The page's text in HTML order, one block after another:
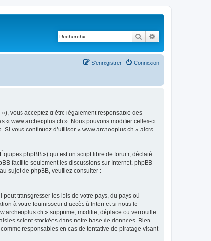
Rechercher
Connexion
S’enregistrer
vous acceptez d’être légalement responsable des
« www.archeoplus.ch ». Nous pouvons modifier celles-ci
Si vous continuez d’utiliser « www.archeoplus.ch » alors
phpBB ») qui est un script libre de forum, déclaré
facilite seulement les discussions sur Internet. phpBB
sujet de phpBB, veuillez consulter :
transgresser les lois de votre pays, du pays où
à votre fournisseur d’accès à Internet si nous le
» supprime, modifie, déplace ou verrouille
soient stockées dans notre base de données. Bien
responsables en cas de tentative de piratage visant